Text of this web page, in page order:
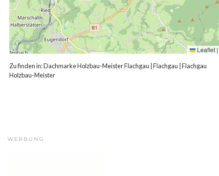
Leaflet |
Zu finden in:Dachmarke Holzbau-Meister Flachgau Flachgau Flachgau
Holzbau-Meister
WERBUNG